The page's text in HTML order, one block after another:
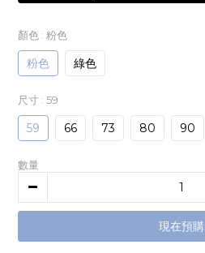
顏色 : 粉色
粉色 綠色
尺寸 : 59
59 66 73 80 90
數量
現在預購